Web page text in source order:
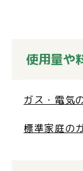
使用量や
ガス・電気
標準家庭の